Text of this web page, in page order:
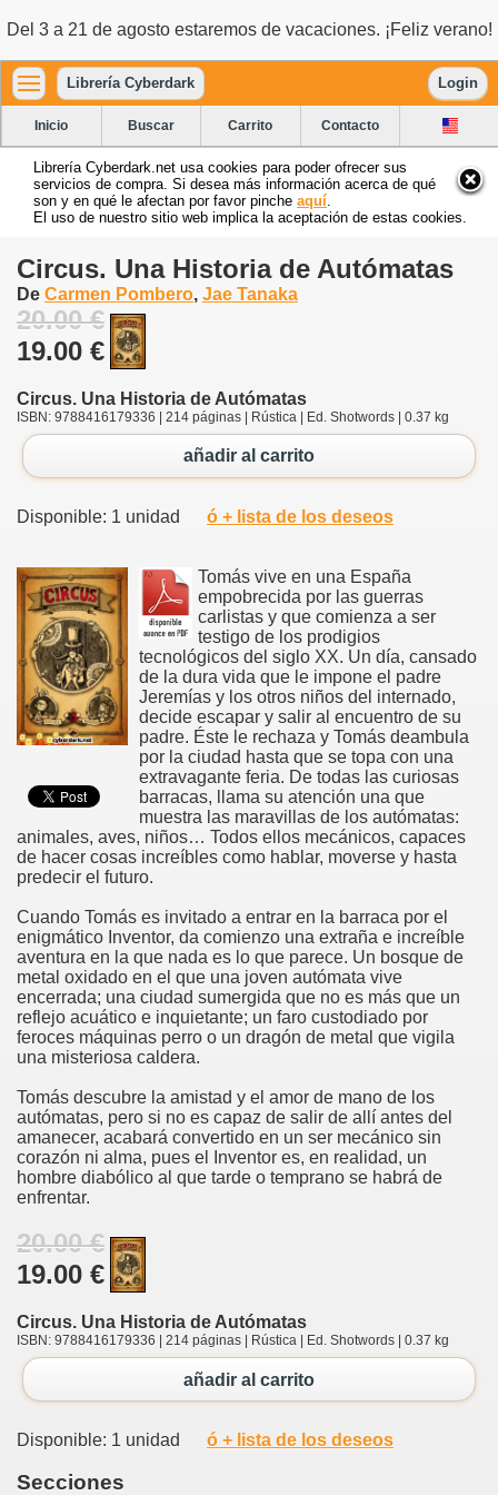
Del 3 a 21 de agosto estaremos de vacaciones. ¡Feliz verano!
Librería Cyberdark Login
Inicio Buscar Carrito Contacto
Librería Cyberdark.net usa cookies para poder ofrecer sus
servicios de compra. Si desea más información acerca de qué
son y en qué le afectan por favor pinche aquí
El uso de nuestro sitio web implica la aceptación de estas cookies.
Circus. Una Historia de Autómatas
De Carmen Pombero, Jae Tanaka
20.00 €
19.00 €
Circus. Una Historia de Autómatas
ISBN: 9788416179336 | 214 páginas | Rústica | Ed. Shotwords | 0.37 kg
añadir al carrito
Disponible: 1 unidad ó + lista de los deseos
Tomás vive en una España
empobrecida por las guerras
carlistas y que comienza a ser
testigo de los prodigios
tecnológicos del siglo XX. Un día, cansado
de la dura vida que le impone el padre
Jeremías y los otros niños del internado,
decide escapar y salir al encuentro de su
padre. Éste le rechaza y Tomás deambula
por la ciudad hasta que se topa con una
extravagante feria. De todas las curiosas
barracas, llama su atención una que
muestra las maravillas de los autómatas:
animales, aves, niños… Todos ellos mecánicos, capaces
de hacer cosas increíbles como hablar, moverse y hasta
predecir el futuro.
Cuando Tomás es invitado a entrar en la barraca por el
enigmático Inventor, da comienzo una extraña e increíble
aventura en la que nada es lo que parece. Un bosque de
metal oxidado en el que una joven autómata vive
encerrada; una ciudad sumergida que no es más que un
reflejo acuático e inquietante; un faro custodiado por
feroces máquinas perro o un dragón de metal que vigila
una misteriosa caldera.
Tomás descubre la amistad y el amor de mano de los
autómatas, pero si no es capaz de salir de allí antes del
amanecer, acabará convertido en un ser mecánico sin
corazón ni alma, pues el Inventor es, en realidad, un
hombre diabólico al que tarde o temprano se habrá de
enfrentar.
20.00 €
19.00 €
Circus. Una Historia de Autómatas
ISBN: 9788416179336 | 214 páginas | Rústica | Ed. Shotwords | 0.37 kg
añadir al carrito
Disponible: 1 unidad ó + lista de los deseos
Secciones